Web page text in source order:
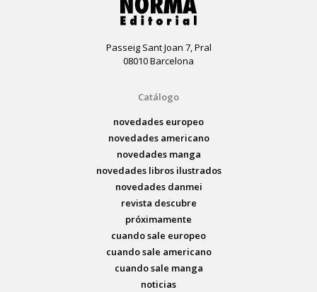
Passeig Sant Joan 7, Pral
08010 Barcelona
Catálogo
novedades europeo
novedades americano
novedades manga
novedades libros ilustrados
novedades danmei
revista descubre
próximamente
cuando sale europeo
cuando sale americano
cuando sale manga
noticias